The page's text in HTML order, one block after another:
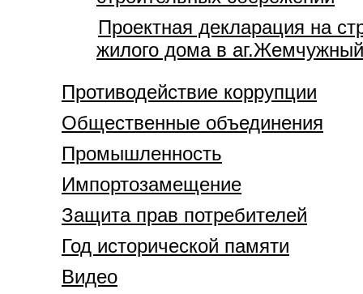
Проектная декларация на
жилого дома в
Противодействие коррупции
Общественные объединения
Промышленность
Импортозамещение
Защита прав потребителей
Год исторической памяти
Видео